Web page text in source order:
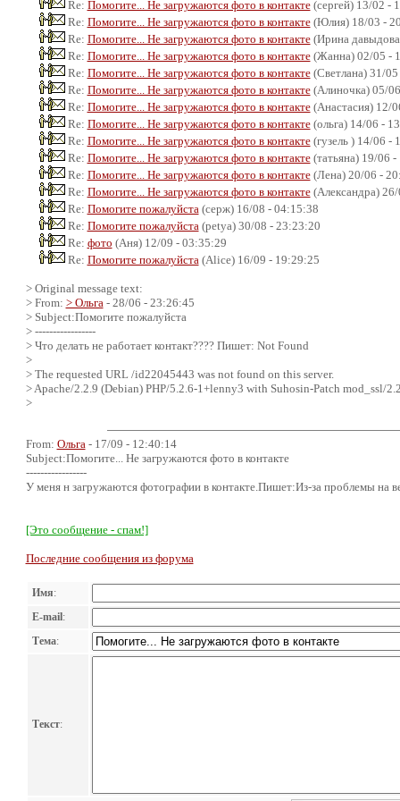
Re: Помогите... Не загружаются фото в контакте(сергей) 13/02 -
Re: Помогите... Не загружаются фото в контакте(Юлия) 18/03 -
Re: Помогите... Не загружаются фото в контакте(Ирина
Re: Помогите... Не загружаются фото в контакте(Жанна) 02/05 -
Re: Помогите... Не загружаются фото в контакте(Светлана) 31/
Re: Помогите... Не загружаются фото в контакте(Алиночка) 05/
Re: Помогите... Не загружаются фото в контакте(Анастасия) 12/
Re: Помогите... Не загружаются фото в контакте(ольга) 14/06 -
Re: Помогите... Не загружаются фото в контакте(гузель ) 14/06 -
Re: Помогите... Не загружаются фото в контакте(татьяна) 19/06
Re: Помогите... Не загружаются фото в контакте(Лена) 20/06 -
Re: Помогите... Не загружаются фото в контакте(Александра)
Re: Помогите пожалуйста (серж) 16/08 - 04:15:38
Re: Помогите пожалуйста (petya) 30/08 - 23:23:20
Re: фото (Аня) 12/09 - 03:35:29
Re: Помогите пожалуйста (Alice) 16/09 - 19:29:25
> Original message text:
> From: > Ольга - 28/06 - 23:26:45
> Subject:Помогите пожалуйста
> -----------------
> Что делать не работает контакт???? Пишет: Not Found
>
> The requested URL /id22045443 was not found on this server.
> Apache/2.2.9 (Debian) PHP/5.2.6-1+lenny3 with Suhosin-Patch mod_ssl/
>
From: Ольга - 17/09 - 12:40:14
Subject:Помогите... Не загружаются фото в контакте
-----------------
У меня н загружаются фотографии в контакте.Пишет:Из-за проблемы на
[Это сообщение - спам!]
Последние сообщения из форума
Имя:
E-mail:
Тема:
Текст: